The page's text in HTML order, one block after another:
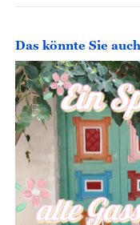
Das könnte Sie